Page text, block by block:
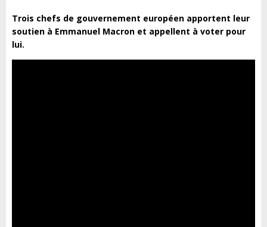
Trois chefs de gouvernement européen apportent leur
soutien à Emmanuel Macron et appellent à voter pour
lui.